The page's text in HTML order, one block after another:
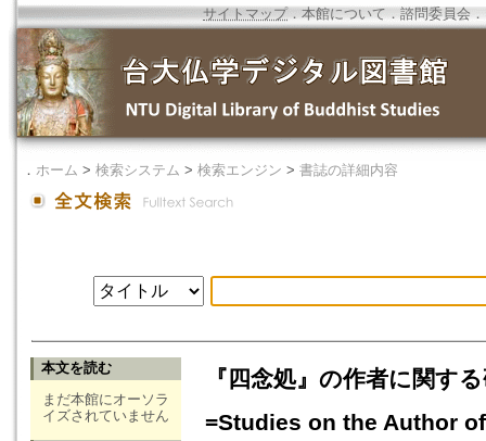
サイトマップ．本館について ． 諮問委員会 ．
． ホーム > 検索システム > 検索エンジン > 書誌の詳細内容
本文を読む
まだ本館にオーソラ
イズされていません
『四念処』の作者に関す
=Studies on the Author